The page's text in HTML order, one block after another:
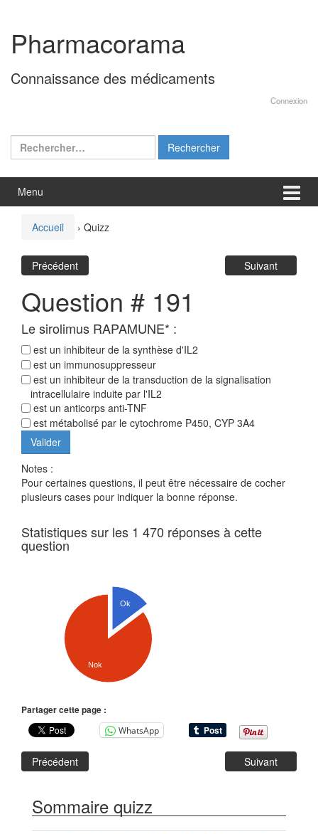
contenu
menu
principal
Pharmacorama
Connaissance des médicaments
Connexion
Rechercher :
Menu
Accueil › Quizz
Précédent Suivant
Question # 191
Le sirolimus RAPAMUNE* :
est un inhibiteur de la synthèse d'IL2
est un immunosuppresseur
est un inhibiteur de la transduction de la signalisation
intracellulaire induite par l'IL2
est un anticorps anti-TNF
est métabolisé par le cytochrome P450, CYP 3A4
Notes :
Pour certaines questions, il peut être nécessaire de cocher
plusieurs cases pour indiquer la bonne réponse.
Statistiques sur les 1 470 réponses à cette
question
Ok
Nok
Partager cette page :
WhatsApp
Précédent Suivant
Sommaire quizz